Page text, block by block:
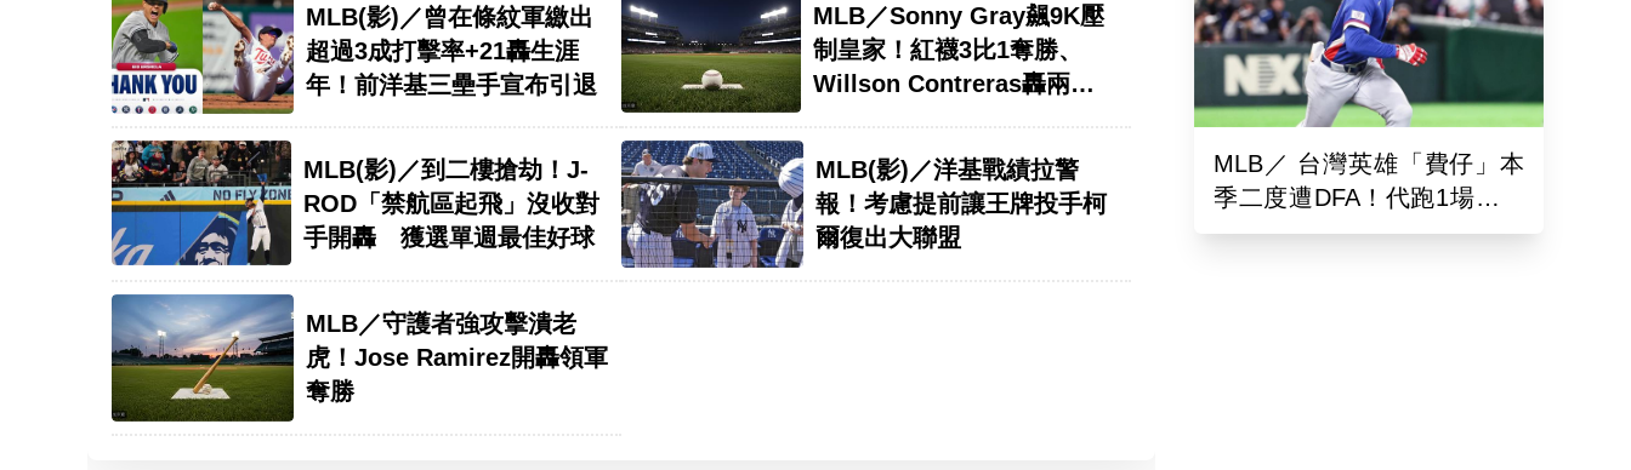
MLB(影)／曾在條紋軍繳出
超過3成打擊率+21轟生涯
年！前洋基三壘手宣布引退
MLB／Sonny Gray飆9K壓
制皇家！紅襪3比1奪勝、
Willson Contreras轟兩分
MLB(影)／到二樓搶劫！J-
ROD「禁航區起飛」沒收對
手開轟 獲選單週最佳好球
MLB(影)／洋基戰績拉警
報！考慮提前讓王牌投手柯
爾復出大聯盟
MLB／守護者強攻擊潰老
虎！Jose Ramirez開轟領軍
奪勝
MLB／ 台灣英雄「費仔」本
季二度遭DFA！代跑1場沒有
打擊機會...